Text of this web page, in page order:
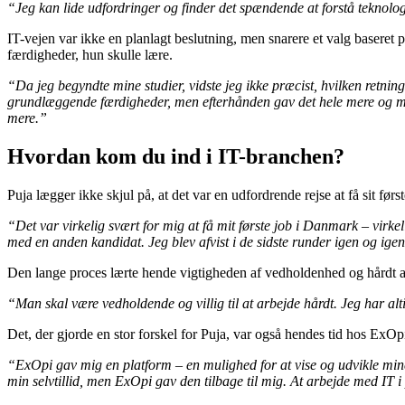
“Jeg kan lide udfordringer og finder det spændende at forstå
IT-vejen var ikke en planlagt beslutning, men snarere et valg baseret
færdigheder, hun skulle lære.
“Da jeg begyndte mine studier, vidste jeg ikke præcist, hvilken
grundlæggende færdigheder, men efterhånden gav det hele mere og
mere.”
Hvordan kom du ind i IT-branchen?
Puja lægger ikke skjul på, at det var en udfordrende rejse at få sit
“Det var virkelig svært for mig at få mit første job i Danmark –
med en anden kandidat. Jeg blev afvist i de sidste runder igen og
Den lange proces lærte hende vigtigheden af vedholdenhed og hårdt
“Man skal være vedholdende og villig til at arbejde hårdt. Jeg har
Det, der gjorde en stor forskel for Puja, var også hendes tid hos
“ExOpi gav mig en platform – en mulighed for at vise og udvikle
min selvtillid, men ExOpi gav den tilbage til mig. At arbejde med IT